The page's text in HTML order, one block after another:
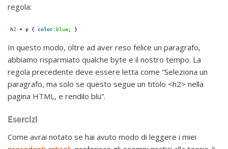
regola:
h2 + p { color: blue; }
In questo modo, oltre ad aver reso felice un paragrafo,
abbiamo risparmiato qualche byte e il nostro tempo. La
regola precedente deve essere letta come “Seleziona un
paragrafo, ma solo se questo segue un titolo <h2> nella
pagina HTML, e rendilo blu”.
Esercizi
Come avrai notato se hai avuto modo di leggere i miei